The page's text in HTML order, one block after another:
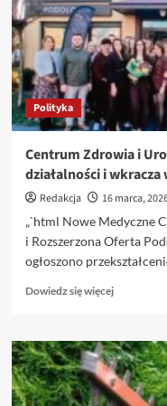
Polityka
Centrum Zdrowia i
działalności i wkracza
Redakcja
16 marca,
„`html Nowe Medyczne
i Rozszerzona Oferta
ogłoszono
Dowiedz się więcejDowiedz
o
Centrum
Zdrowia
i